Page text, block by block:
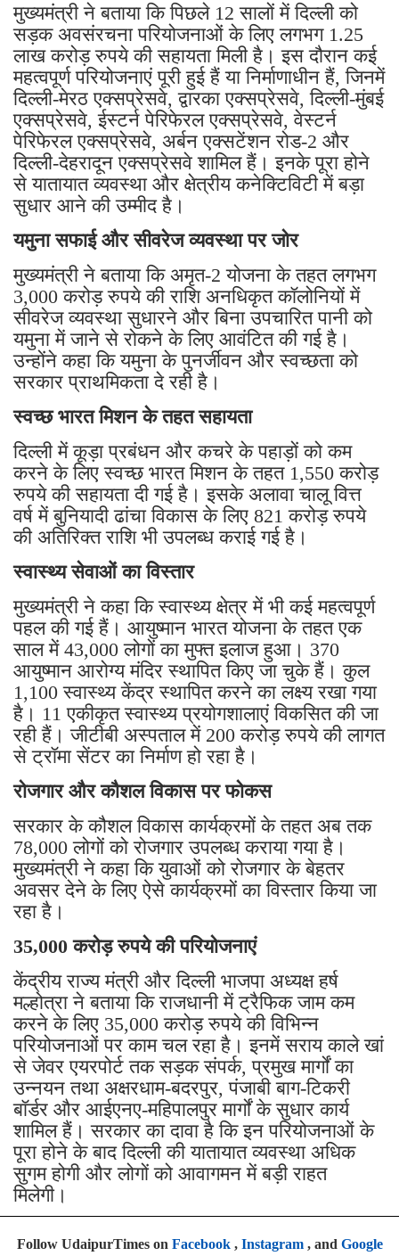
मुख्यमंत्री ने बताया कि पिछले 12 सालों में दिल्ली को
सड़क अवसंरचना परियोजनाओं के लिए लगभग 1.25
लाख करोड़ रुपये की सहायता मिली है। इस दौरान कई
महत्वपूर्ण परियोजनाएं पूरी हुई हैं या निर्माणाधीन हैं, जिनमें
दिल्ली-मेरठ एक्सप्रेसवे, द्वारका एक्सप्रेसवे, दिल्ली-मुंबई
एक्सप्रेसवे, ईस्टर्न पेरिफेरल एक्सप्रेसवे, वेस्टर्न
पेरिफेरल एक्सप्रेसवे, अर्बन एक्सटेंशन रोड-2 और
दिल्ली-देहरादून एक्सप्रेसवे शामिल हैं। इनके पूरा होने
से यातायात व्यवस्था और क्षेत्रीय कनेक्टिविटी में बड़ा
सुधार आने की उम्मीद है।
यमुना सफाई और सीवरेज व्यवस्था पर जोर
मुख्यमंत्री ने बताया कि अमृत-2 योजना के तहत लगभग
3,000 करोड़ रुपये की राशि अनधिकृत कॉलोनियों में
सीवरेज व्यवस्था सुधारने और बिना उपचारित पानी को
यमुना में जाने से रोकने के लिए आवंटित की गई है।
उन्होंने कहा कि यमुना के पुनर्जीवन और स्वच्छता को
सरकार प्राथमिकता दे रही है।
स्वच्छ भारत मिशन के तहत सहायता
दिल्ली में कूड़ा प्रबंधन और कचरे के पहाड़ों को कम
करने के लिए स्वच्छ भारत मिशन के तहत 1,550 करोड़
रुपये की सहायता दी गई है। इसके अलावा चालू वित्त
वर्ष में बुनियादी ढांचा विकास के लिए 821 करोड़ रुपये
की अतिरिक्त राशि भी उपलब्ध कराई गई है।
स्वास्थ्य सेवाओं का विस्तार
मुख्यमंत्री ने कहा कि स्वास्थ्य क्षेत्र में भी कई महत्वपूर्ण
पहल की गई हैं। आयुष्मान भारत योजना के तहत एक
साल में 43,000 लोगों का मुफ्त इलाज हुआ। 370
आयुष्मान आरोग्य मंदिर स्थापित किए जा चुके हैं। कुल
1,100 स्वास्थ्य केंद्र स्थापित करने का लक्ष्य रखा गया
है। 11 एकीकृत स्वास्थ्य प्रयोगशालाएं विकसित की जा
रही हैं। जीटीबी अस्पताल में 200 करोड़ रुपये की लागत
से ट्रॉमा सेंटर का निर्माण हो रहा है।
रोजगार और कौशल विकास पर फोकस
सरकार के कौशल विकास कार्यक्रमों के तहत अब तक
78,000 लोगों को रोजगार उपलब्ध कराया गया है।
मुख्यमंत्री ने कहा कि युवाओं को रोजगार के बेहतर
अवसर देने के लिए ऐसे कार्यक्रमों का विस्तार किया जा
रहा है।
35,000 करोड़ रुपये की परियोजनाएं
केंद्रीय राज्य मंत्री और दिल्ली भाजपा अध्यक्ष हर्ष
मल्होत्रा ने बताया कि राजधानी में ट्रैफिक जाम कम
करने के लिए 35,000 करोड़ रुपये की विभिन्न
परियोजनाओं पर काम चल रहा है। इनमें सराय काले खां
से जेवर एयरपोर्ट तक सड़क संपर्क, प्रमुख मार्गों का
उन्नयन तथा अक्षरधाम-बदरपुर, पंजाबी बाग-टिकरी
बॉर्डर और आईएनए-महिपालपुर मार्गों के सुधार कार्य
शामिल हैं। सरकार का दावा है कि इन परियोजनाओं के
पूरा होने के बाद दिल्ली की यातायात व्यवस्था अधिक
सुगम होगी और लोगों को आवागमन में बड़ी राहत
मिलेगी।
Follow UdaipurTimes on Facebook, Instagram, and Google